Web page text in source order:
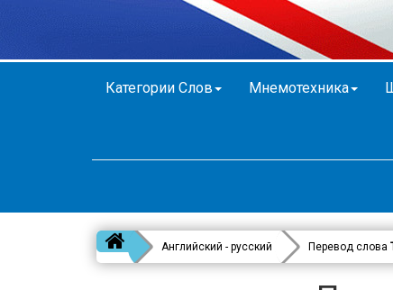
Категории Слов Мнемотехника
Английский - русский Перевод слова